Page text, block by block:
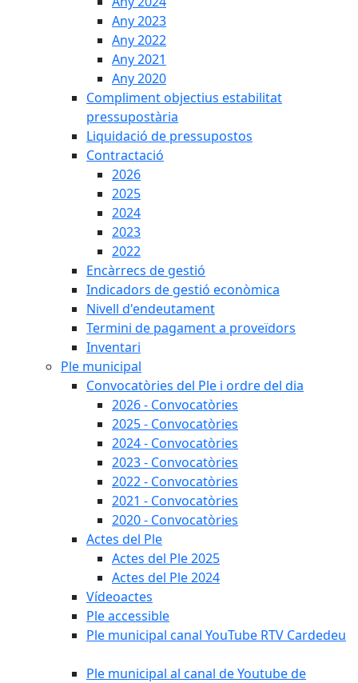
Any 2023
Any 2022
Any 2021
Any 2020
Compliment objectius estabilitat
pressupostària
Liquidació de pressupostos
Contractació
2026
2025
2024
2023
2022
Encàrrecs de gestió
Indicadors de gestió econòmica
Nivell d'endeutament
Termini de pagament a proveïdors
Inventari
Ple municipal
Convocatòries del Ple i ordre del dia
2026 - Convocatòries
2025 - Convocatòries
2024 - Convocatòries
2023 - Convocatòries
2022 - Convocatòries
2021 - Convocatòries
2020 - Convocatòries
Actes del Ple
Actes del Ple 2025
Actes del Ple 2024
Vídeoactes
Ple accessible
Ple municipal canal YouTube RTV Cardedeu
Ple municipal al canal de Youtube de